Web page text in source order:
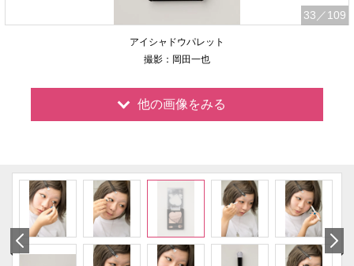
33 ／109
アイシャドウパレット
撮影：岡田一也
他の画像をみる